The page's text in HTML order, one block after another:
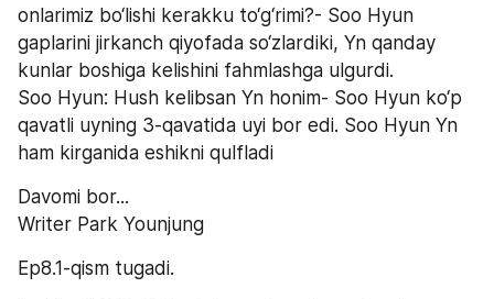
onlarimiz bo‘lishi kerakku to‘g‘rimi?- Soo Hyun
gaplarini jirkanch qiyofada so‘zlardiki, Yn qanday
kunlar boshiga kelishini fahmlashga ulgurdi.
Soo Hyun: Hush kelibsan Yn honim- Soo Hyun ko‘p
qavatli uyning 3-qavatida uyi bor edi. Soo Hyun Yn
ham kirganida eshikni qulfladi
Davomi bor...
Writer Park Younjung
Ep8.1-qism tugadi.